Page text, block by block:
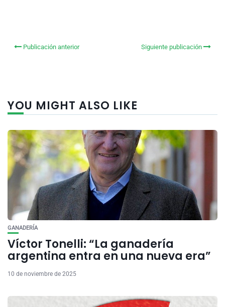
Publicación anterior Siguiente publicación
YOU MIGHT ALSO LIKE
GANADERÍA
Víctor Tonelli: “La ganadería
argentina entra en una nueva era”
10 de noviembre de 2025